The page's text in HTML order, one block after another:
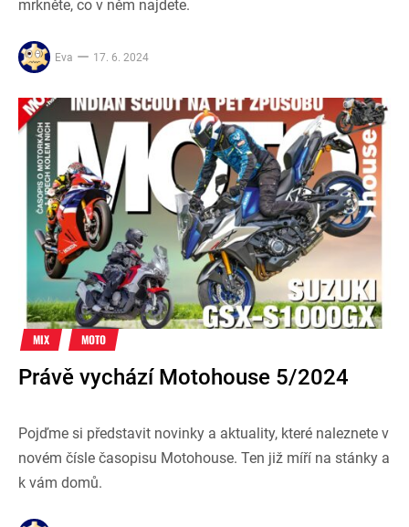
mrkněte, co v něm najdete.
Eva 17. 6. 2024
MIX MOTO
Právě vychází Motohouse 5/2024
Pojďme si představit novinky a aktuality, které naleznete v
novém čísle časopisu Motohouse. Ten již míří na stánky a
k vám domů.